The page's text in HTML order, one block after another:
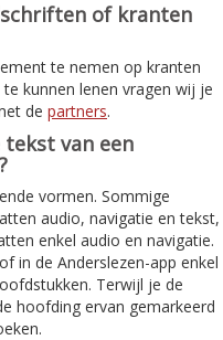
of kranten
te nemen op kranten
kunnen lenen vragen wij je
de partners.
van een
vormen. Sommige
audio, navigatie en tekst,
enkel audio en navigatie.
in de Anderslezen-app enkel
Terwijl je de
hoofding ervan gemarkeerd